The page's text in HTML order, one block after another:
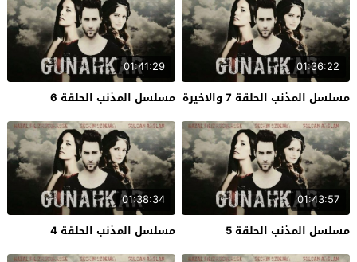
01:36:22
مسلسل المذنب الحلقة 7 والاخيرة
01:41:29
مسلسل المذنب الحلقة 6
01:43:57
مسلسل المذنب الحلقة 5
01:38:34
مسلسل المذنب الحلقة 4